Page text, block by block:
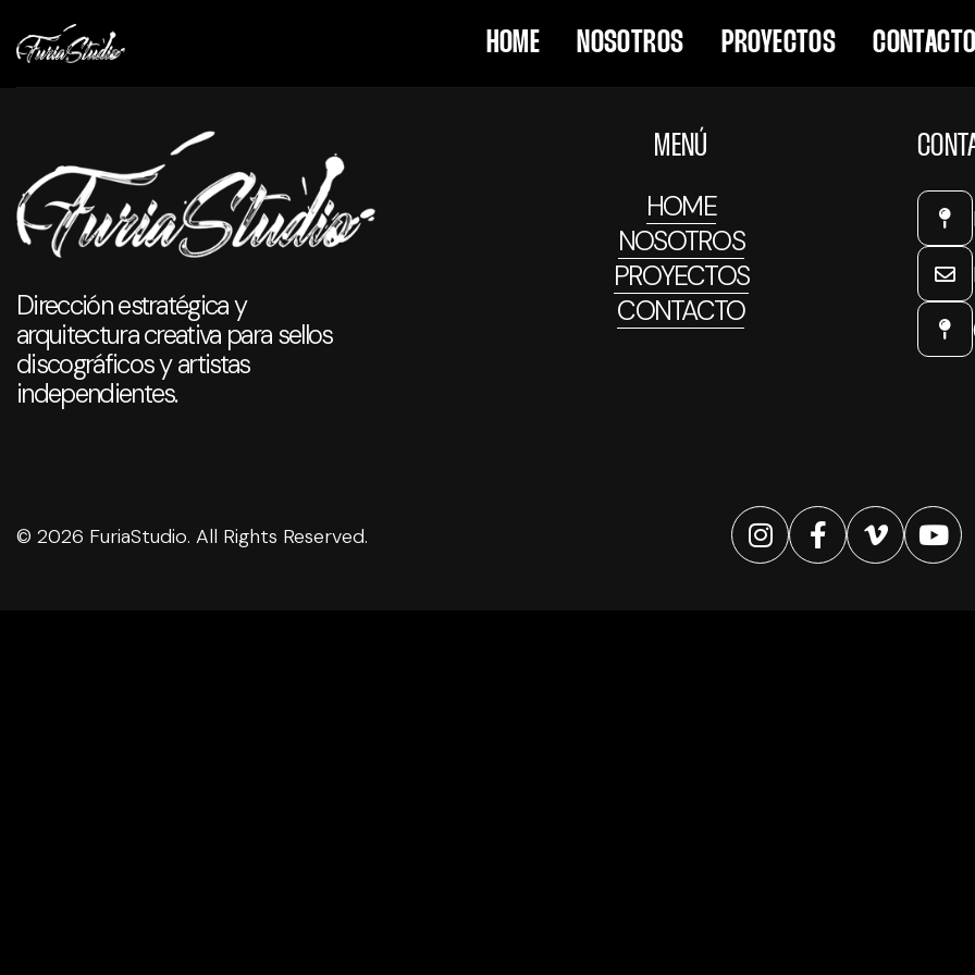
HOME NOSOTROS PROYECTOS CONTACTO
Design
Agency
Portfolio
Horizontal
Portfolio
Line
Portfolio
Box
Portfolio
Vertical
Portfolio
Slicer
Dirección estratégica y
arquitectura creativa para sellos
discográficos y artistas
independientes.
MENÚ
HOME
NOSOTROS
PROYECTOS
CONTACTO
© 2026 FuriaStudio. All Rights Reserved.